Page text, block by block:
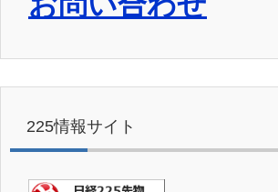
225情報サイト